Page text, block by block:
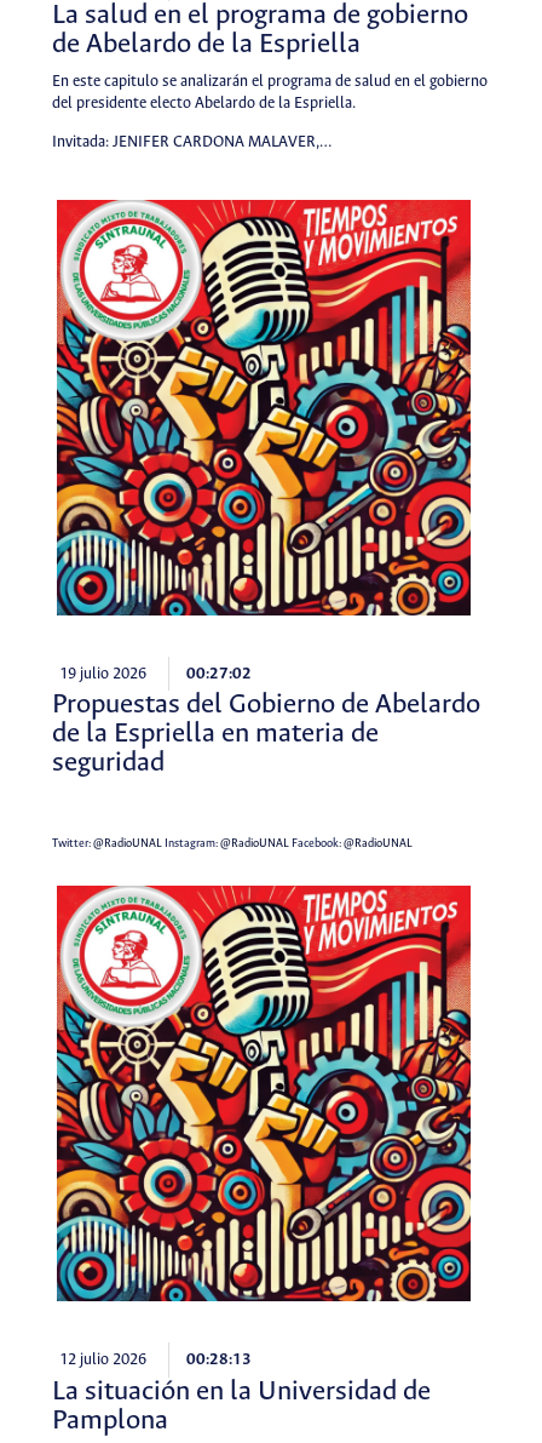
La salud en el programa de gobierno
de Abelardo de la Espriella
En este capitulo se analizarán el programa de salud en el gobierno
del presidente electo Abelardo de la Espriella.
Invitada: JENIFER CARDONA MALAVER,…
19 julio 2026 00:27:02
Propuestas del Gobierno de Abelardo
de la Espriella en materia de
seguridad
Twitter:@RadioUNALInstagram:@RadioUNALFacebook:@RadioUNAL
12 julio 2026 00:28:13
La situación en la Universidad de
Pamplona